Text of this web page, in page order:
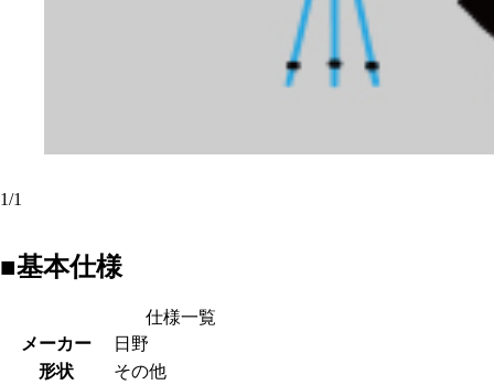
1/1
■基本仕様
仕様一覧
メーカー
日野
形状
その他